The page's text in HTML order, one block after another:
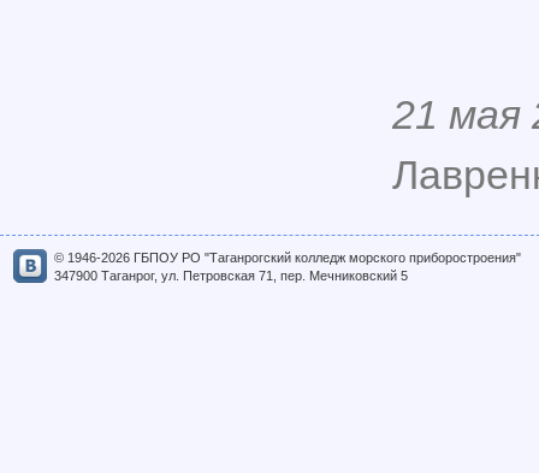
21 мая
© 1946-2026 ГБПОУ РО "Таганрогский колледж морского приборостроения"
347900 Таганрог, ул. Петровская 71, пер. Мечниковский 5